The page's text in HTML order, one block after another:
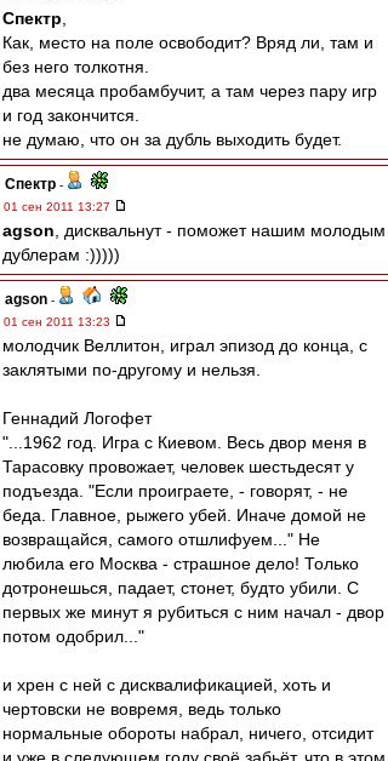
Спектр
Как, место на поле освободит? Вряд ли, там и
без него толкотня.
два месяца пробамбучит, а там через пару игр
и год закончится.
не думаю, что он за дубль выходить будет.
Спектр -
01 сен 2011 13:27
agson , дисквальнут - поможет нашим молодым
дублерам :)))))
agson -
01 сен 2011 13:23
молодчик Веллитон, играл эпизод до конца, с
заклятыми по-другому и нельзя.
Геннадий Логофет
"...1962 год. Игра с Киевом. Весь двор меня в
Тарасовку провожает, человек шестьдесят у
подъезда. "Если проиграете, - говорят, - не
беда. Главное, рыжего убей. Иначе домой не
возвращайся, самого отшлифуем..." Не
любила его Москва - страшное дело! Только
дотронешься, падает, стонет, будто убили. С
первых же минут я рубиться с ним начал - двор
потом одобрил..."
и хрен с ней с дисквалификацией, хоть и
чертовски не вовремя, ведь только
нормальные обороты набрал, ничего, отсидит